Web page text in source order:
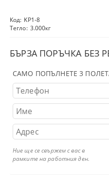
Код: KP1-8
Тегло: 3.000кг
БЪРЗА ПОРЪЧКА БЕЗ
САМО ПОПЪЛНЕТЕ 3
Ние ще се свържем с вас в
рамките на работния ден.